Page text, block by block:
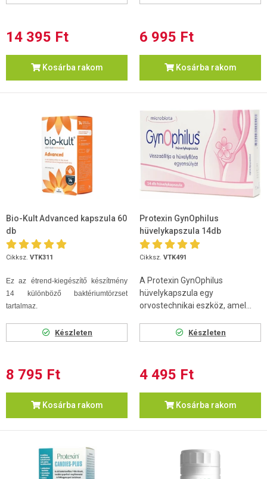
14 395 Ft
Kosárba rakom
6 995 Ft
Kosárba rakom
Bio-Kult Advanced kapszula 60
db
Cikksz. VTK311
Ez az étrend-kiegészítő készítmény
14 különböző baktériumtörzset
tartalmaz.
Készleten
8 795 Ft
Kosárba rakom
Protexin GynOphilus
hüvelykapszula 14db
Cikksz. VTK491
A Protexin GynOphilus
hüvelykapszula egy
orvostechnikai eszköz, amel...
Készleten
4 495 Ft
Kosárba rakom